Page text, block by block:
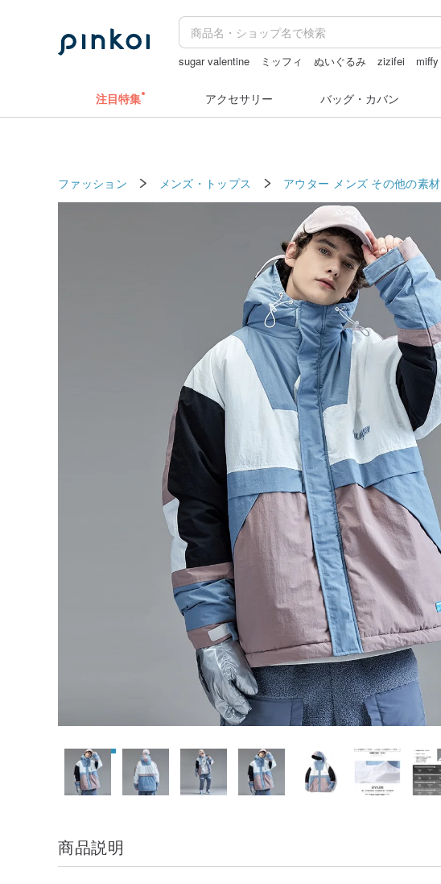
sugar valentine ミッフィ ぬいぐるみ zizifei miffy
注目特集 アクセサリー バッグ・カバン
ファッション メンズ・トップス アウター メンズ その他の素材
商品説明